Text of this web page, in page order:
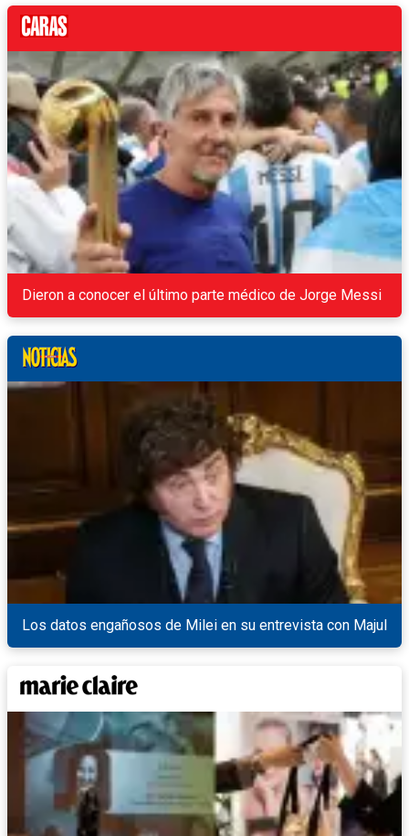
Dieron a conocer el último parte médico de Jorge Messi
Los datos engañosos de Milei en su entrevista con Majul